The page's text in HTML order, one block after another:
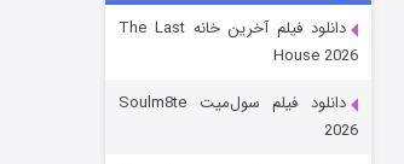
قسمت
دانلود فیلم آخرین خانه The Last
House 2026
دانلود فیلم سول‌میت Soulm8te
2026